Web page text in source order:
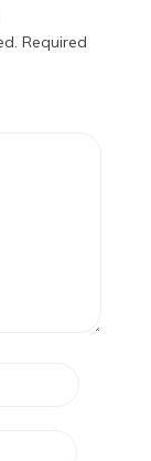
Required